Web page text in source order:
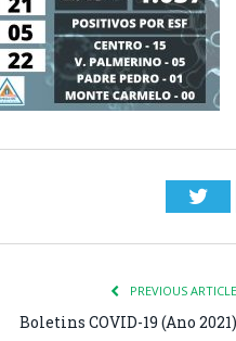
PREVIOUS ARTICLE
Boletins COVID-19 (Ano 2021)